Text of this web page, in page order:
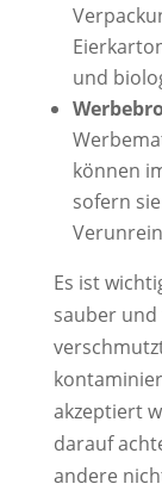
und
können
sofern
Es ist
sauber
akzeptiert
darauf
andere